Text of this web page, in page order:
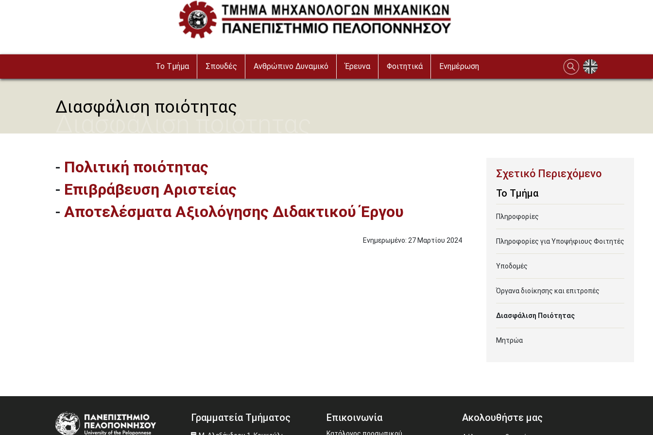
Image
To Τμήμα Σπουδές Ανθρώπινο Δυναμικό Έρευνα Φοιτητικά Ενημέρωση
Διασφάλιση ποιότητας
Διασφάλιση ποιότητας
- Πολιτική ποιότητας
- Επιβράβευση Αριστείας
- Αποτελέσματα Αξιολόγησης Διδακτικού Έργου
Ενημερωμένο: 27 Μαρτίου 2024
To Τμήμα
Πληροφορίες
Πληροφορίες για Υποψήφιους Φοιτητές
Υποδομές
Όργανα διοίκησης και επιτροπές
Διασφάλιση Ποιότητας
Μητρώα
Image Γραμματεία Τμήματος Επικοινωνία Ακολουθήστε μας